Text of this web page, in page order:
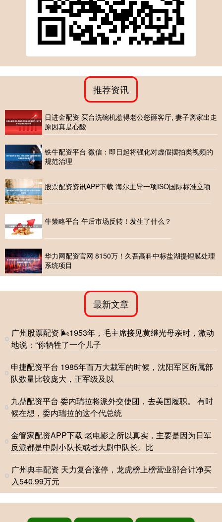
推荐资讯
日进金配资 买台洗碗机惹得老公怒砸客厅, 妻子离家出走
原因真是心酸
铁牛配资平台 微信：即日起将强化对虚假摆拍类视频的
规范治理
股票配资资讯APP下载 海尔主导一项ISO国际标准立项
牛策略平台 午后市场反转！发生了什么？
华力网配资官网 8150万！久吾高科中标盐湖提锂膜处理
系统项目
最新文章
广州股票配资 🌬1953年，毛主席接见黄继光母亲时，激动
地说：“你牺牲了一个儿子
申捷配资平台 1985年百万大裁军的时候，沈阳军区所属部
队数量比较庞大，正军级及以
九鼎配资平台 委内瑞拉将派外交使团，去美国履职。 有时
候在想，委内瑞拉的这个代总统
金管家配资APP下载 老电影之所以真实，主要是因为日军
反派都是中尉小队长或者大尉中队长。比
广州典丰配资 天力复合涨停，龙虎榜上榜营业部合计净买
入540.99万元